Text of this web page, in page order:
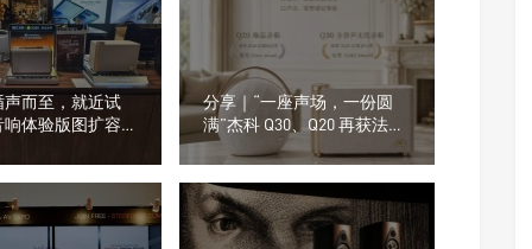
声而至，就近试
体验版图扩容，
分享｜“一座声场，一份圆
满”杰科 Q30、Q20 再获法国
设计奖